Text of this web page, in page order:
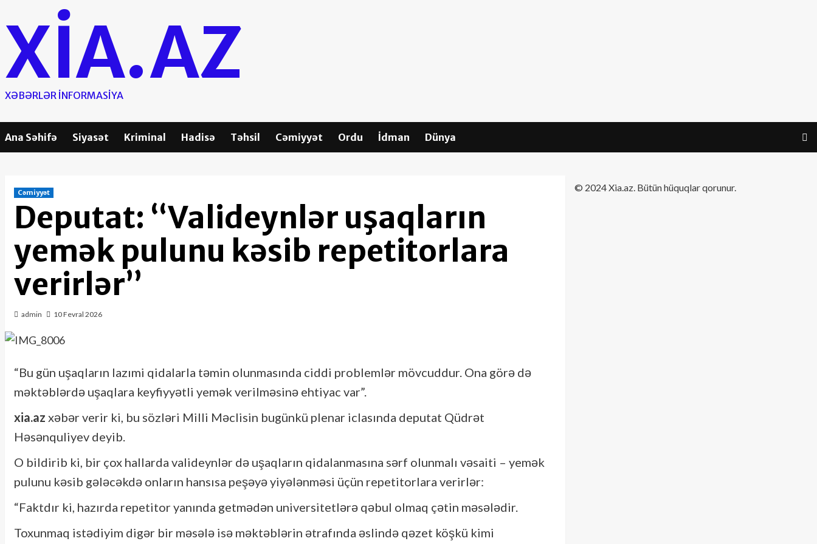
content
XIA.AZ
XƏBƏRLƏR INFORMASIYA
Ana Səhifə Siyasət Kriminal Hadisə Təhsil Cəmiyyət Ordu İdman Dünya
Cəmiyyət
Deputat: “Valideynlər uşaqların
yemək pulunu kəsib repetitorlara
verirlər”
admin 10 Fevral 2026
“Bu gün uşaqların lazımi qidalarla təmin olunmasında ciddi problemlər mövcuddur. Ona görə də
məktəblərdə uşaqlara keyfiyyətli yemək verilməsinə ehtiyac var”.
xia.az xəbər verir ki, bu sözləri Milli Məclisin bugünkü plenar iclasında deputat Qüdrət
Həsənquliyev deyib.
O bildirib ki, bir çox hallarda valideynlər də uşaqların qidalanmasına sərf olunmalı vəsaiti – yemək
pulunu kəsib gələcəkdə onların hansısa peşəyə yiyələnməsi üçün repetitorlara verirlər:
“Faktdır ki, hazırda repetitor yanında getmədən universitetlərə qəbul olmaq çətin məsələdir.
Toxunmaq istədiyim digər bir məsələ isə məktəblərin ətrafında əslində qəzet köşkü kimi
​© 2024 Xia.az. Bütün hüquqlar qorunur.